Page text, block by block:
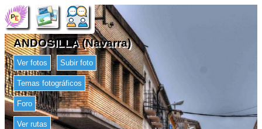
ANDOSILLA (Navarra)
Ver fotos Subir foto
Temas fotográficos
Foro
Ver rutas